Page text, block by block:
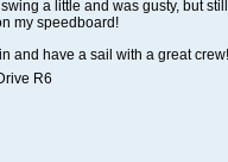
a little and was gusty, but
my speedboard!
and have a sail with a great
R6